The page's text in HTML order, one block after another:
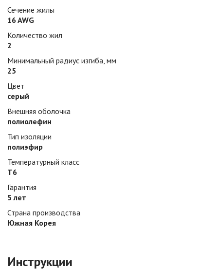
Сечение жилы
16 AWG
Количество жил
2
Минимальный радиус изгиба, мм
25
Цвет
серый
Внешняя оболочка
полиолефин
Тип изоляции
полиэфир
Температурный класс
Т6
Гарантия
5 лет
Страна производства
Южная Корея
Инструкции